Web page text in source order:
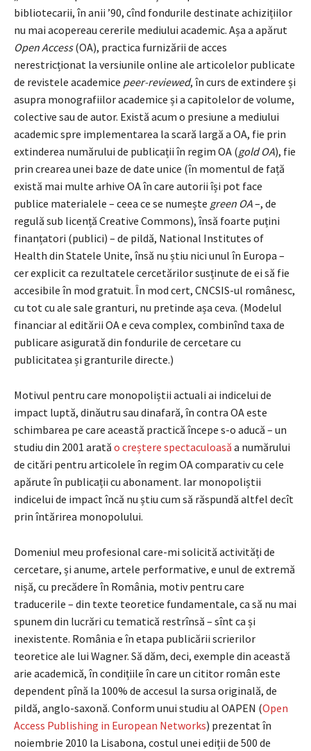
bibliotecarii, în anii ’90, cînd fondurile destinate achizițiilor
nu mai acopereau cererile mediului academic. Așa a apărut
Open Access(OA), practica furnizării de acces
nerestricționat la versiunile online ale articolelor publicate
de revistele academice peer-reviewed, în curs de extindere și
asupra monografiilor academice și a capitolelor de volume,
colective sau de autor. Există acum o presiune a mediului
academic spre implementarea la scară largă a OA, fie prin
extinderea numărului de publicații în regim OA (gold OA), fie
prin crearea unei baze de date unice (în momentul de față
există mai multe arhive OA în care autorii își pot face
publice materialele – ceea ce se numește green OA–, de
regulă sub licență Creative Commons), însă foarte puțini
finanțatori (publici) – de pildă, National Institutes of
Health din Statele Unite, însă nu știu nici unul în Europa –
cer explicit ca rezultatele cercetărilor susținute de ei să fie
accesibile în mod gratuit. În mod cert, CNCSIS-ul românesc,
cu tot cu ale sale granturi, nu pretinde așa ceva. (Modelul
financiar al editării OA e ceva complex, combinînd taxa de
publicare asigurată din fondurile de cercetare cu
publicitatea și granturile directe.)
Motivul pentru care monopoliștii actuali ai indicelui de
impact luptă, dinăutru sau dinafară, în contra OA este
schimbarea pe care această practică începe s-o aducă – un
studiu din 2001 arată o creștere spectaculoasă a numărului
de citări pentru articolele în regim OA comparativ cu cele
apărute în publicații cu abonament. Iar monopoliștii
indicelui de impact încă nu știu cum să răspundă altfel decît
prin întărirea monopolului.
Domeniul meu profesional care-mi solicită activități de
cercetare, și anume, artele performative, e unul de extremă
nișă, cu precădere în România, motiv pentru care
traducerile – din texte teoretice fundamentale, ca să nu mai
spunem din lucrări cu tematică restrînsă – sînt ca și
inexistente. România e în etapa publicării scrierilor
teoretice ale lui Wagner. Să dăm, deci, exemple din această
arie academică, în condițiile în care un cititor român este
dependent pînă la 100% de accesul la sursa originală, de
pildă, anglo-saxonă. Conform unui studiu al OAPEN (Open
Access Publishing in European Networks) prezentat în
noiembrie 2010 la Lisabona, costul unei ediții de 500 de